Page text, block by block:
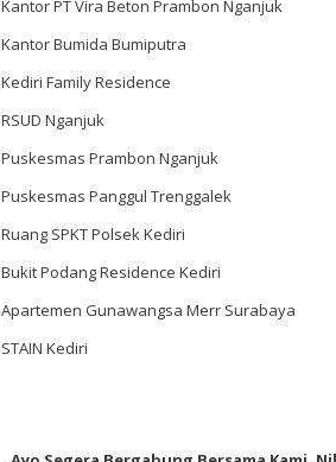
Kantor PT Vira Beton Prambon Nganjuk
Kantor Bumida Bumiputra
Kediri Family Residence
RSUD Nganjuk
Puskesmas Prambon Nganjuk
Puskesmas Panggul Trenggalek
Ruang SPKT Polsek Kediri
Bukit Podang Residence Kediri
Apartemen Gunawangsa Merr Surabaya
STAIN Kediri